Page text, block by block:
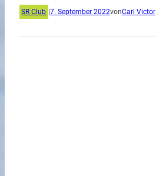
SR Club 7. September 2022vonCarl Victor